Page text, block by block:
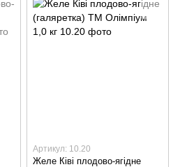
Артикул: 10.20
Желе Ківі плодово-ягідне